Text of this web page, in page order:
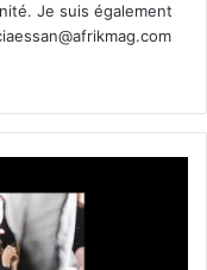
Je suis également